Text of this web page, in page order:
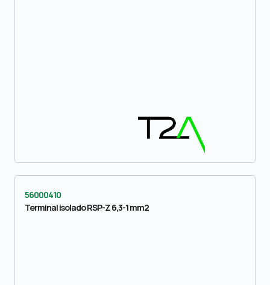
56000410
Terminal isolado RSP-Z 6,3-1 mm2